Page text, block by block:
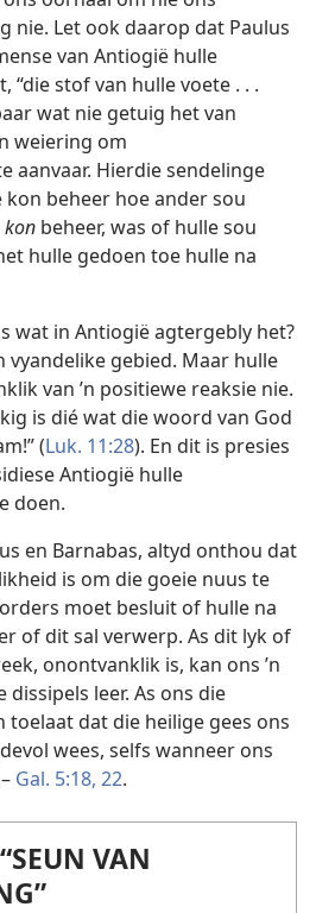
nie. Let ook daarop dat Paulus
van Antiogië hulle
“die stof van hulle voete . . .
wat nie getuig het van
weiering om
aanvaar. Hierdie sendelinge
beheer hoe ander sou
kon beheer, was of hulle sou
hulle gedoen toe hulle na
wat in Antiogië agtergebly het?
vyandelike gebied. Maar hulle
van ’n positiewe reaksie nie.
is dié wat die woord van God
(Luk. 11:28). En dit is presies
Antiogië hulle
doen.
en Barnabas, altyd onthou dat
is om die goeie nuus te
moet besluit of hulle na
of dit sal verwerp. As dit lyk of
onontvanklik is, kan ons ’n
dissipels leer. As ons die
dat die heilige gees ons
wees, selfs wanneer ons
Gal. 5:18, 22.
VAN